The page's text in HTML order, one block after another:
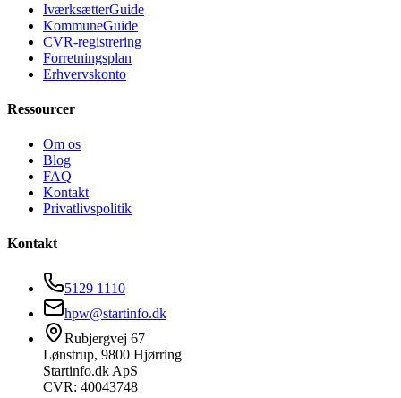
IværksætterGuide
KommuneGuide
CVR-registrering
Forretningsplan
Erhvervskonto
Ressourcer
Om os
Blog
FAQ
Kontakt
Privatlivspolitik
Kontakt
5129 1110
hpw@startinfo.dk
Rubjergvej 67
Lønstrup, 9800 Hjørring
Startinfo.dk ApS
CVR: 40043748